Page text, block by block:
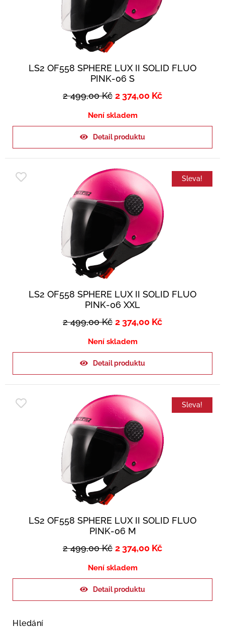
LS2 OF558 SPHERE LUX II SOLID FLUO
PINK-06 S
2 499,00Kč 2 374,00 Kč
Není skladem
Detail produktu
Sleva!
LS2 OF558 SPHERE LUX II SOLID FLUO
PINK-06 XXL
2 499,00Kč 2 374,00 Kč
Není skladem
Detail produktu
Sleva!
LS2 OF558 SPHERE LUX II SOLID FLUO
PINK-06 M
2 499,00Kč 2 374,00 Kč
Není skladem
Detail produktu
Hledání